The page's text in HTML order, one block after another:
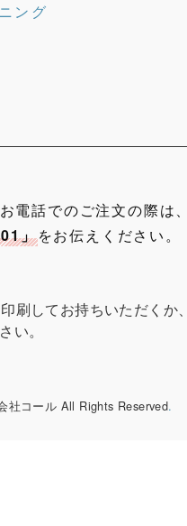
ング
電話でのご注文の際は
」をお伝えください。
刷してお持ちいただくか
い。
社コール All Rights Reserved.